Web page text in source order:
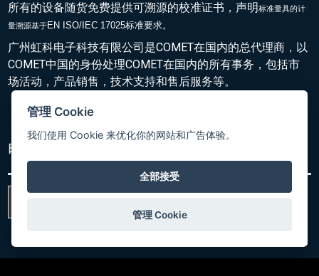
所有的设备随货免费提供可溯源的校准证书，声明标准量具的计
量溯源基于EN ISO/IEC 17025标准要求。
广州虹科电子科技有限公司是COMET在国内的总代理商，以
COMET中国的身份处理COMET在国内的所有事务，包括市
场活动，产品销售，技术支持和售后服务等。
电子简报
管理 Cookie
我们使用 Cookie 来优化你的网站和广告体验。
全部接受
管理 Cookie